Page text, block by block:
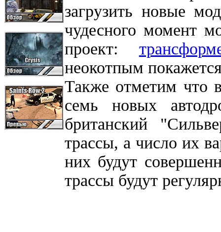
загрузить новые
чудесного момент
проект:
неокотпым
Также отметим что
семь новых
британский
трассы, а число их
них будут
трассы будут